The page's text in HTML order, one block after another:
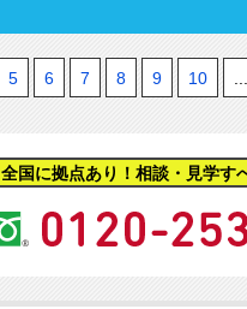
5 6 7 8 9 10 ...
全国に拠点あり！相談・見学す